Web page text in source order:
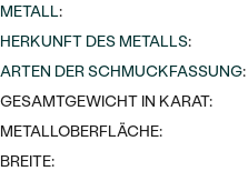
GOLD
SILBER
PERLENSCHMUCK
NACH STYL
PERSONALISIERT
METALL:
HERKUNFT DES METALLS:
ARTEN DER SCHMUCKFASSUNG:
GESAMTGEWICHT IN KARAT:
METALLOBERFLÄCHE:
BREITE: